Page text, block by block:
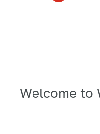
Welcome to